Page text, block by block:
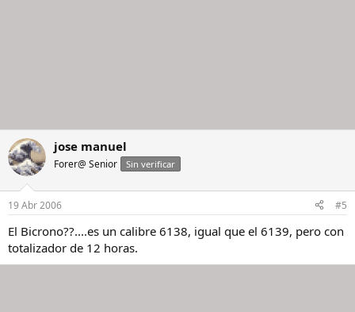
jose manuel
Forer@ Senior Sin verificar
19 Abr 2006 #5
El Bicrono??....es un calibre 6138, igual que el 6139, pero con
totalizador de 12 horas.